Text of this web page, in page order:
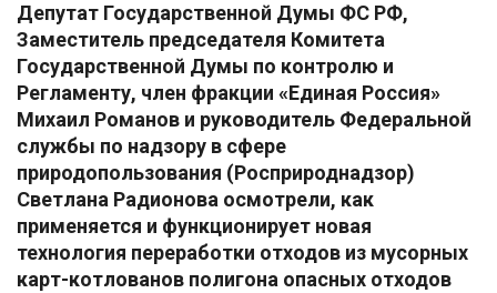
Депутат Государственной Думы ФС РФ,
Заместитель председателя Комитета
Государственной Думы по контролю и
Регламенту, член фракции «Единая Россия»
Михаил Романов и руководитель Федеральной
службы по надзору в сфере
природопользования (Росприроднадзор)
Светлана Радионова осмотрели, как
применяется и функционирует новая
технология переработки отходов из мусорных
карт-котлованов полигона опасных отходов